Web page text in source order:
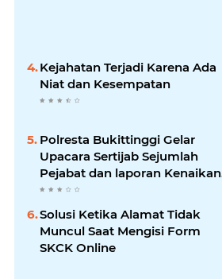
Kejahatan Terjadi Karena Ada
Niat dan Kesempatan
Polresta Bukittinggi Gelar
Upacara Sertijab Sejumlah
Pejabat dan laporan Kenaikan
Pangkat Pengabdian
Solusi Ketika Alamat Tidak
Muncul Saat Mengisi Form
SKCK Online